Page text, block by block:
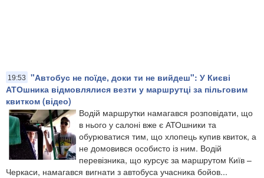
19:53
"Автобус не поїде, доки ти не вийдеш": У Києві
АТОшника відмовлялися везти у маршрутці за пільговим
квитком (відео)
Водій маршрутки намагався розповідати, що
в нього у салоні вже є АТОшники та
обурюватися тим, що хлопець купив квиток, а
не домовився особисто із ним. Водій
перевізника, що курсує за маршрутом Київ –
Черкаси, намагався вигнати з автобуса учасника бойов...